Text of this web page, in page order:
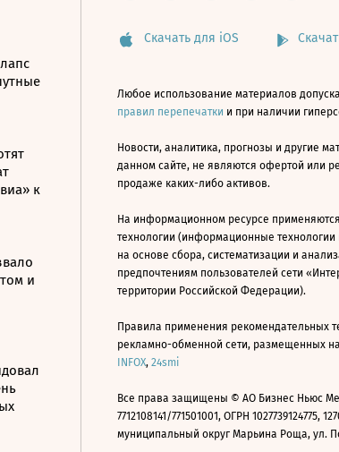
к
и
Скачать для iOS
Любое использование материалов
правил перепечатки и при наличии
Новости, аналитика, прогнозы и другие
данном сайте, не являются офертой или
продаже каких-либо активов.
На информационном ресурсе
технологии (информационные
на основе сбора, систематизации и
предпочтениям пользователей сети
территории Российской Федерации).
Правила применения рекомендательных
рекламно-обменной сети, размещенных
INFOX, 24smi
Все права защищены © АО Бизнес Ньюс
7712108141/771501001, ОГРН 1027739124775,
муниципальный округ Марьина Роща, ул.